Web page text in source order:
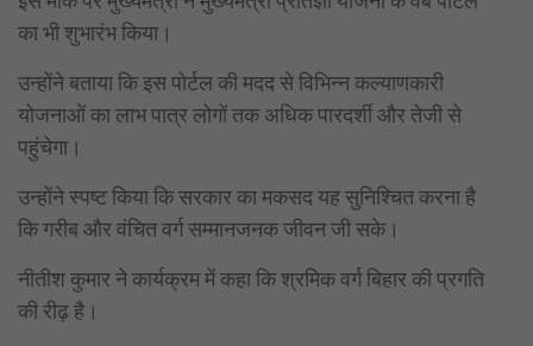
का भी शुभारंभ किया।
उन्होंने बताया कि इस पोर्टल की मदद से विभिन्न कल्याणकारी
योजनाओं का लाभ पात्र लोगों तक अधिक पारदर्शी और तेजी से
पहुंचेगा।
उन्होंने स्पष्ट किया कि सरकार का मकसद यह सुनिश्चित करना है
कि गरीब और वंचित वर्ग सम्मानजनक जीवन जी सके।
नीतीश कुमार ने कार्यक्रम में कहा कि श्रमिक वर्ग बिहार की प्रगति
की रीढ़ है।